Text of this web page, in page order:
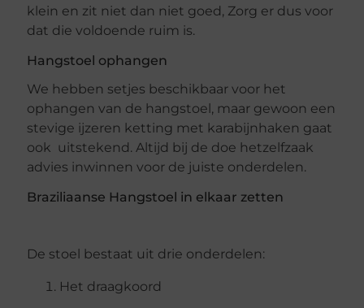
klein en zit niet dan niet goed, Zorg er dus voor
dat die voldoende ruim is.
Hangstoel ophangen
We hebben setjes beschikbaar voor het
ophangen van de hangstoel, maar gewoon een
stevige ijzeren ketting met karabijnhaken gaat
ook uitstekend. Altijd bij de doe hetzelfzaak
advies inwinnen voor de juiste onderdelen.
Braziliaanse Hangstoel in elkaar zetten
De stoel bestaat uit drie onderdelen:
Het draagkoord